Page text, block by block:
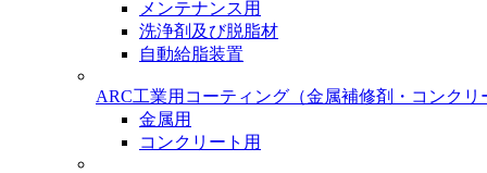
メンテナンス用
洗浄剤及び脱脂材
自動給脂装置
ARC工業用コーティング （金属補修剤・コンクリ
金属用
コンクリート用